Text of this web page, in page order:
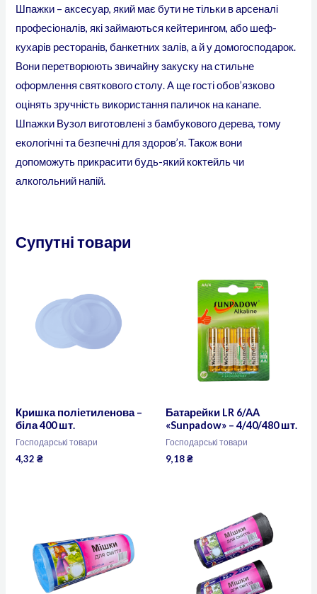
Шпажки – аксесуар, який має бути не тільки в арсеналі
професіоналів, які займаються кейтерингом, або шеф-
кухарів ресторанів, банкетних залів, а й у домогосподарок.
Вони перетворюють звичайну закуску на стильне
оформлення святкового столу. А ще гості обов’язково
оцінять зручність використання паличок на канапе.
Шпажки Вузол виготовлені з бамбукового дерева, тому
екологічні та безпечні для здоров’я. Також вони
допоможуть прикрасити будь-який коктейль чи
алкогольний напій.
Супутні товари
Кришка поліетиленова –
біла 400 шт.
Господарські товари
4,32₴
Батарейки LR 6/AA
«Sunpadow» – 4/40/480 шт.
Господарські товари
9,18₴